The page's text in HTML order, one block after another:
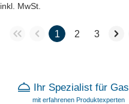
inkl. MwSt.
1 2 3
Ihr Spezialist für
mit erfahrenen Produktexperten